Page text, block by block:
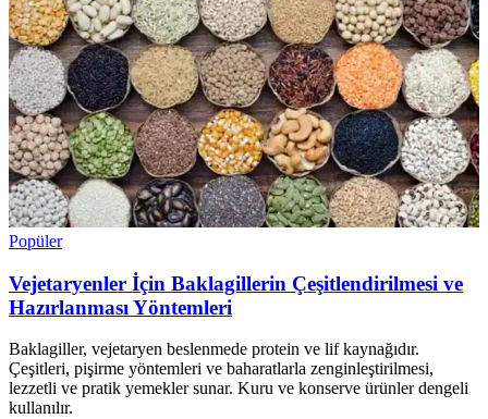
Popüler
Vejetaryenler İçin Baklagillerin Çeşitlendirilmesi ve
Hazırlanması Yöntemleri
Baklagiller, vejetaryen beslenmede protein ve lif kaynağıdır.
Çeşitleri, pişirme yöntemleri ve baharatlarla zenginleştirilmesi,
lezzetli ve pratik yemekler sunar. Kuru ve konserve ürünler dengeli
kullanılır.